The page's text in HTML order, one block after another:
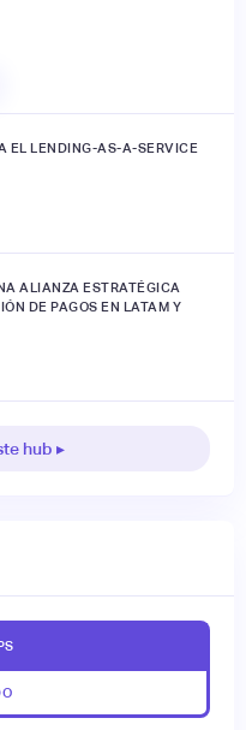
EL LENDING-AS-A-SERVICE
ALIANZA ESTRATÉGICA
DE PAGOS EN LATAM Y
hub ▸